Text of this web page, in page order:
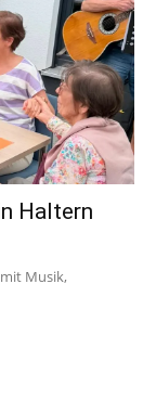
Haltern
Musik,